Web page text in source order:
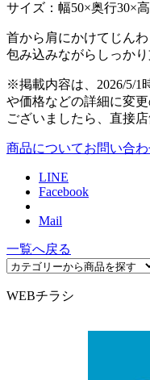
サイズ：幅50×奥行30×
首から肩にかけてじんわ
包み込みながらしっかり
※掲載内容は、2026/5/1
や価格などの詳細に変
ございましたら、直接
商品についてお問い合
LINE
Facebook
Mail
一覧へ戻る
WEBチラシ